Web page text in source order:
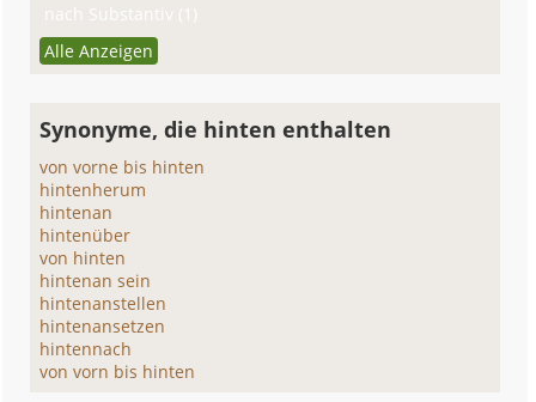
nach Substantiv (1)
Alle Anzeigen
Synonyme, die hinten enthalten
von vorne bis hinten
hintenherum
hintenan
hintenüber
von hinten
hintenan sein
hintenanstellen
hintenansetzen
hintennach
von vorn bis hinten